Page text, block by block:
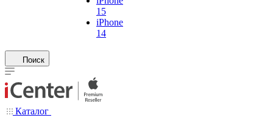
15
iPhone
14
Поиск
Каталог